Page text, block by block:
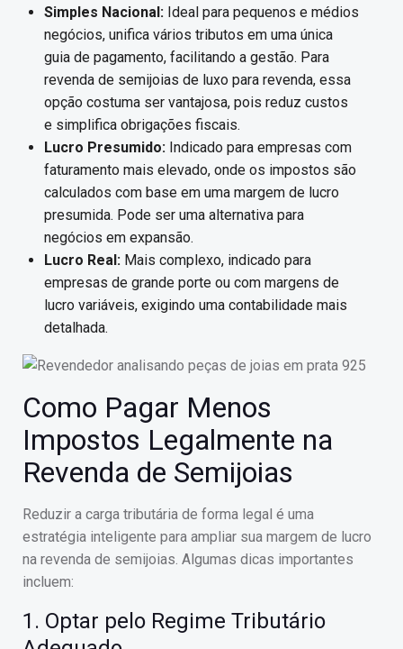
Simples Nacional: Ideal para pequenos e médios
negócios, unifica vários tributos em uma única
guia de pagamento, facilitando a gestão. Para
revenda de semijoias de luxo para revenda, essa
opção costuma ser vantajosa, pois reduz custos
e simplifica obrigações fiscais.
Lucro Presumido: Indicado para empresas com
faturamento mais elevado, onde os impostos são
calculados com base em uma margem de lucro
presumida. Pode ser uma alternativa para
negócios em expansão.
Lucro Real: Mais complexo, indicado para
empresas de grande porte ou com margens de
lucro variáveis, exigindo uma contabilidade mais
detalhada.
Como Pagar Menos
Impostos Legalmente na
Revenda de Semijoias
Reduzir a carga tributária de forma legal é uma
estratégia inteligente para ampliar sua margem de lucro
na revenda de semijoias. Algumas dicas importantes
incluem:
1. Optar pelo Regime Tributário